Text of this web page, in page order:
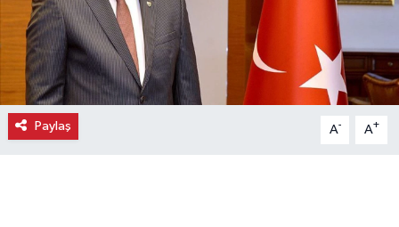
Paylaş A- A+
Haber
İlçe Haberleri
Keşfet
Kültür & Sanat